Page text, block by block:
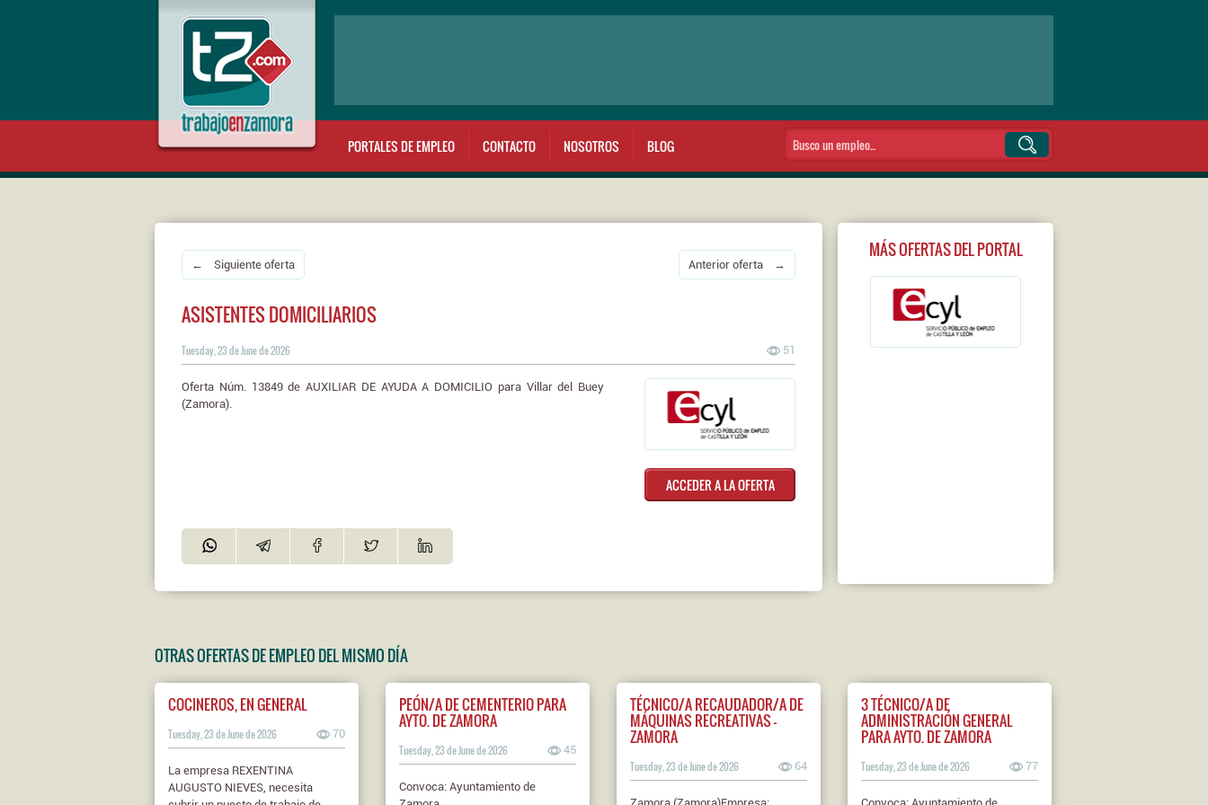
PORTALES DE EMPLEO CONTACTO NOSOTROS BLOG
← Siguiente oferta Anterior oferta →
ASISTENTES DOMICILIARIOS
Tuesday, 23 de June de 2026 51
Oferta Núm. 13849 de AUXILIAR DE AYUDA A DOMICILIO para Villar del Buey
(Zamora).
ACCEDER A LA OFERTA
MÁS OFERTAS DEL PORTAL
OTRAS OFERTAS DE EMPLEO DEL MISMO DÍA
COCINEROS, EN GENERAL
Tuesday, 23 de June de 2026 70
La empresa REXENTINA
AUGUSTO NIEVES, necesita
PEÓN/A DE CEMENTERIO PARA
AYTO. DE ZAMORA
Tuesday, 23 de June de 2026 45
Convoca: Ayuntamiento de
TÉCNICO/A RECAUDADOR/A DE
MÁQUINAS RECREATIVAS -
ZAMORA
Tuesday, 23 de June de 2026 64
3 TÉCNICO/A DE
ADMINISTRACIÓN GENERAL
PARA AYTO. DE ZAMORA
Tuesday, 23 de June de 2026 77